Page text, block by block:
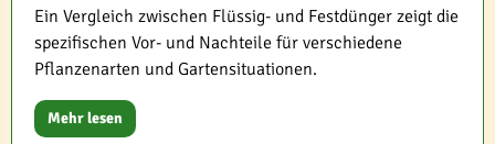
Ein Vergleich zwischen Flüssig- und Festdünger zeigt die
spezifischen Vor- und Nachteile für verschiedene
Pflanzenarten und Gartensituationen.
Mehr lesen